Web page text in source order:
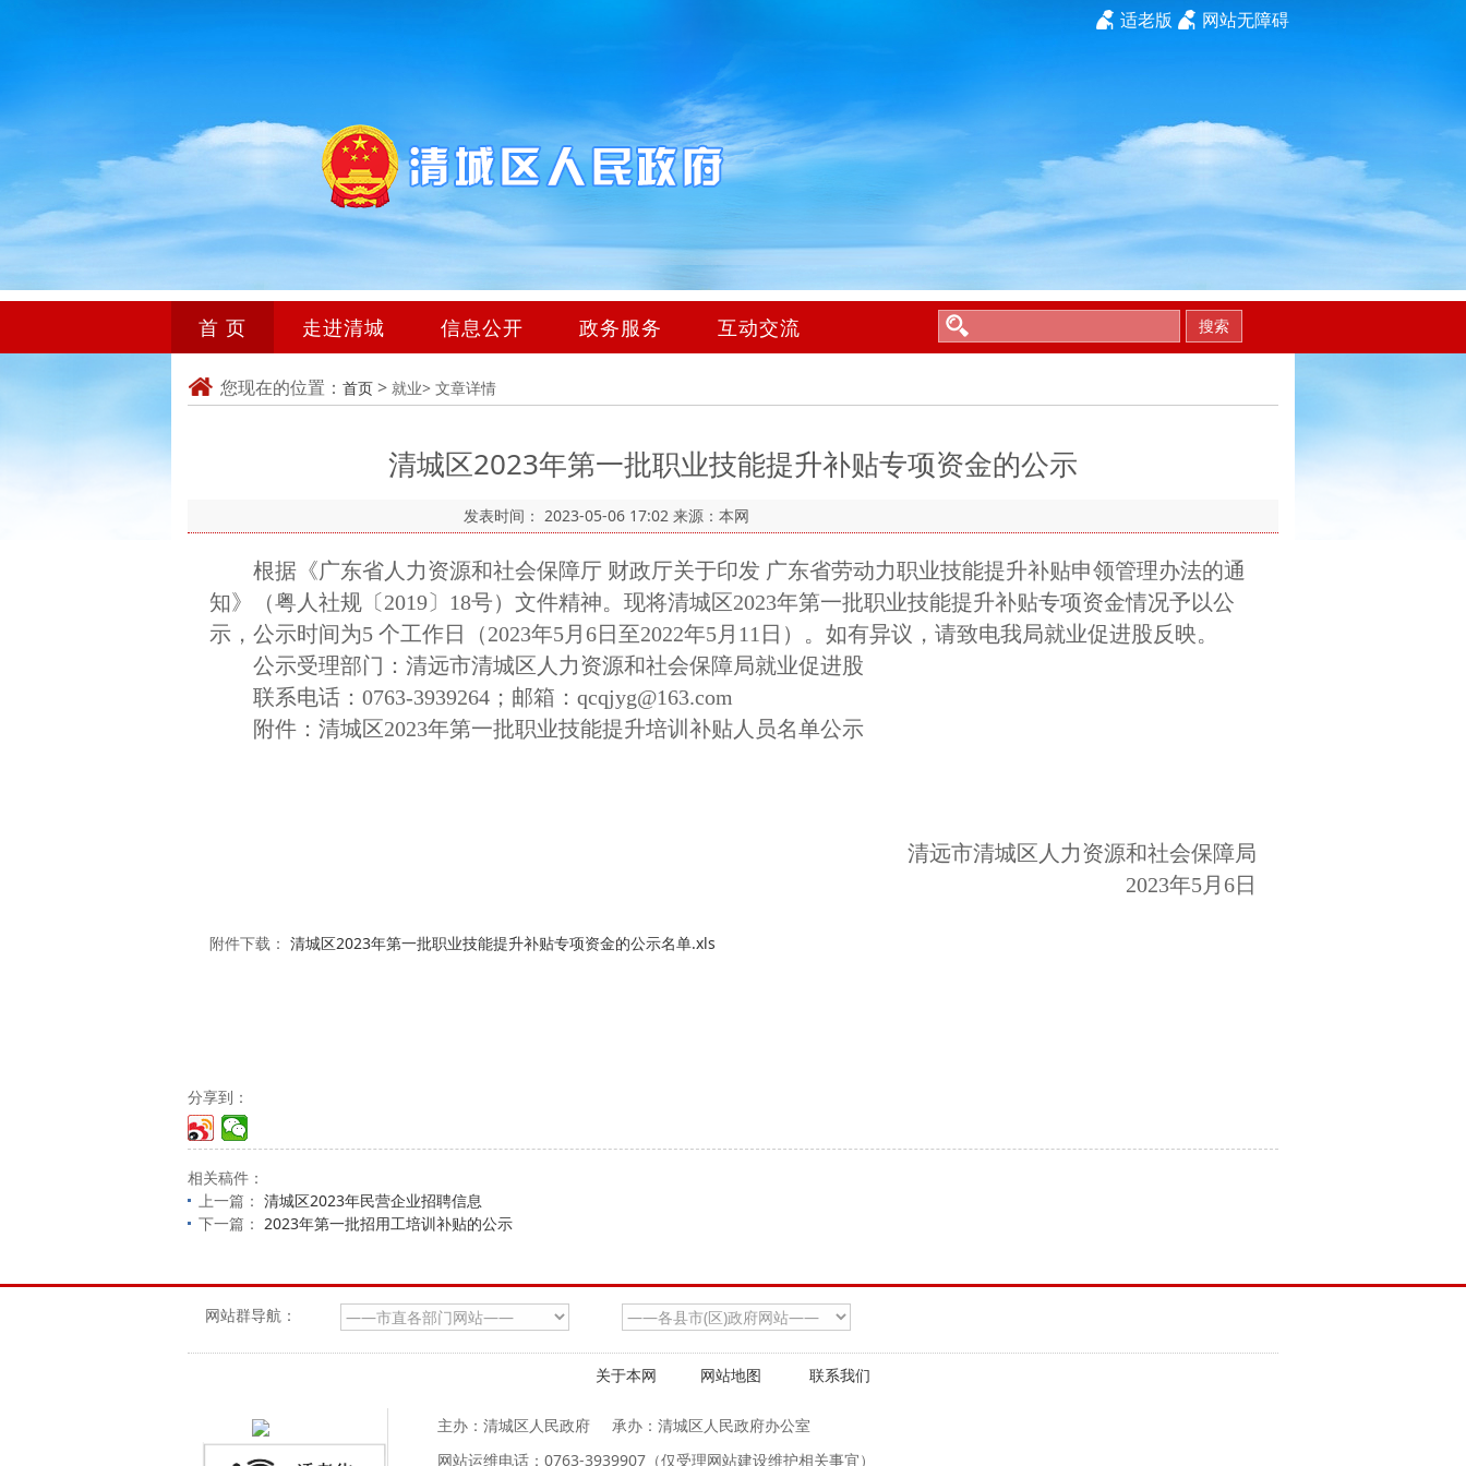
网站无障碍
适老版
首 页 走进清城 信息公开 政务服务 互动交流 搜索
您现在的位置： 首页 > 就业> 文章详情
清城区2023年第一批职业技能提升补贴专项资金的公示
发表时间： 2023-05-06 17:02 来源：本网
根据《广东省人力资源和社会保障厅 财政厅关于印发 广东省劳动力职业技能提升补贴申领管理办法的通
知》（粤人社规〔2019〕18号）文件精神。现将清城区2023年第一批职业技能提升补贴专项资金情况予以公
示，公示时间为5 个工作日（2023年5月6日至2022年5月11日）。如有异议，请致电我局就业促进股反映。
公示受理部门：清远市清城区人力资源和社会保障局就业促进股
联系电话：0763-3939264；邮箱：qcqjyg@163.com
附件：清城区2023年第一批职业技能提升培训补贴人员名单公示
清远市清城区人力资源和社会保障局
2023年5月6日
附件下载： 清城区2023年第一批职业技能提升补贴专项资金的公示名单.xls
分享到：
相关稿件：
上一篇： 清城区2023年民营企业招聘信息
下一篇： 2023年第一批招用工培训补贴的公示
网站群导航：
关于本网 网站地图 联系我们
主办：清城区人民政府
承办：清城区人民政府办公室
网站运维电话：0763-3939907（仅受理网站建设维护相关事宜）